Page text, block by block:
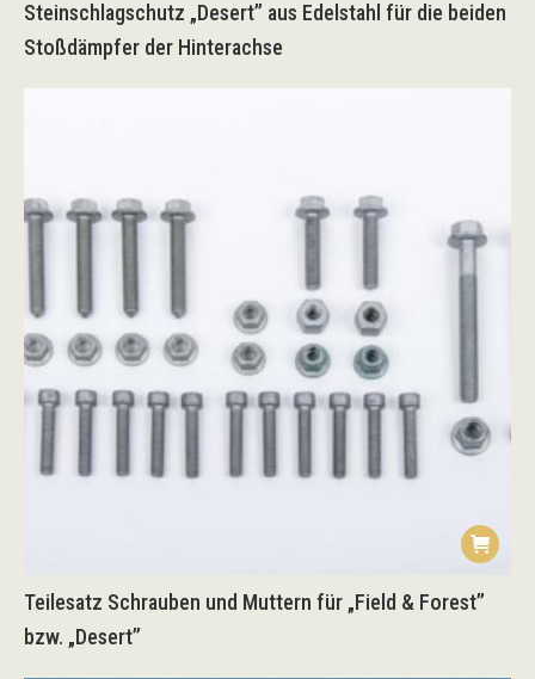
Steinschlagschutz „Desert” aus Edelstahl für die beiden
Stoßdämpfer der Hinterachse
Teilesatz Schrauben und Muttern für „Field & Forest”
bzw. „Desert”